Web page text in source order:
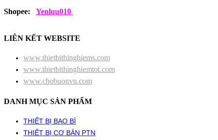
Shopee:
Yenluu010
LIÊN KẾT WEBSITE
www.thietbithinghiems.com
www.thietbithinghiemtot.com
www.chobuonvn.com
DANH MỤC SẢN PHẨM
THIẾT BỊ BAO BÌ
THIẾT BỊ CƠ BẢN PTN